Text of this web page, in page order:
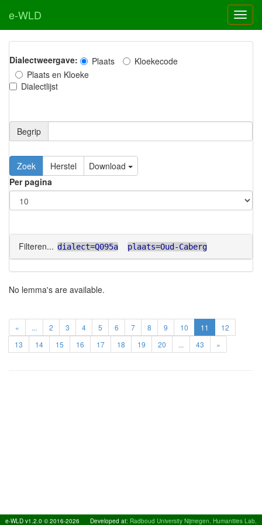
e-WLD
Dialectweergave: Plaats
Kloekecode
Plaats en Kloeke
Dialectlijst
Begrip
Zoek Herstel
Download
Per pagina
Filteren... dialect=Q095a plaats=Oud-Caberg
No lemma's are available.
« ... 2 3 4 5 6 7 8 9 10 11
12
13
14 15 16 17 18 19 20 ... 43 »
e-WLD v1.2.0 © 2016-2026 Developed at: Radboud University Nijmegen, Humanities Lab,